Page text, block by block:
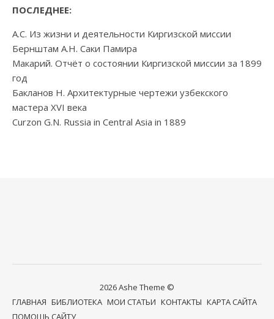
ПОСЛЕДНЕЕ:
А.С. Из жизни и деятельности Киргизской миссии
Бернштам А.Н. Саки Памира
Макарий. Отчёт о состоянии Киргизской миссии за 1899
год
Бакланов Н. Архитектурные чертежи узбекского
мастера XVI века
Curzon G.N. Russia in Central Asia in 1889
2026 Ashe Theme ©
ГЛАВНАЯ БИБЛИОТЕКА МОИ СТАТЬИ КОНТАКТЫ КАРТА САЙТА
ПОМОЩЬ САЙТУ